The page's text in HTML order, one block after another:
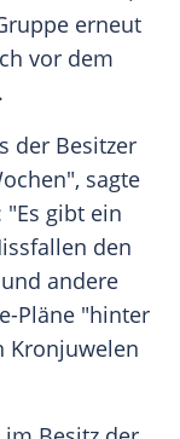
erneut
vor dem
der Besitzer
sagte
"Es gibt ein
den
und andere
Pläne "hinter
Kronjuwelen